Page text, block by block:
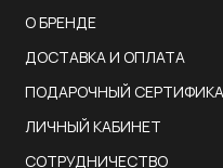
СОТРУДНИЧЕСТВО
ЛИЧНЫЙ КАБИНЕТ
ПОДАРОЧНЫЙ
ДОСТАВКА И ОПЛАТА
О БРЕНДЕ